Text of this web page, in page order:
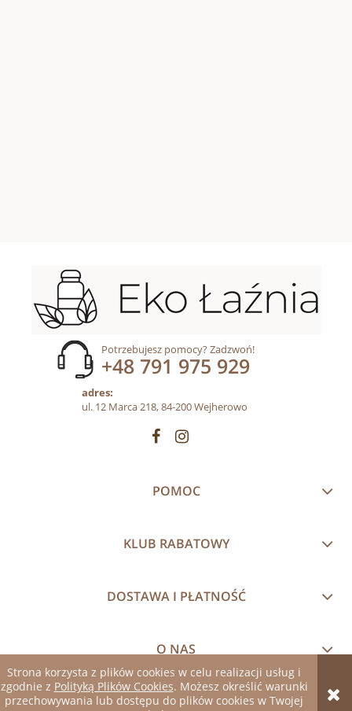
Strona korzysta z plików cookies w celu realizacji usług i
zgodnie z Polityką Plików Cookies. Możesz określić warunki
przechowywania lub dostępu do plików cookies w Twojej
Potrzebujesz pomocy? Zadzwoń!
+48 791 975 929
adres:
ul. 12 Marca 218, 84-200 Wejherowo
POMOC
KLUB RABATOWY
DOSTAWA I PŁATNOŚĆ
O NAS
pokaż pełną wersję strony